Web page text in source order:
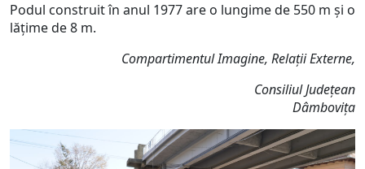
Podul construit în anul 1977 are o lungime de 550 m și o
lățime de 8 m.
Compartimentul Imagine, Relații Externe,
Consiliul Județean
Dâmbovița